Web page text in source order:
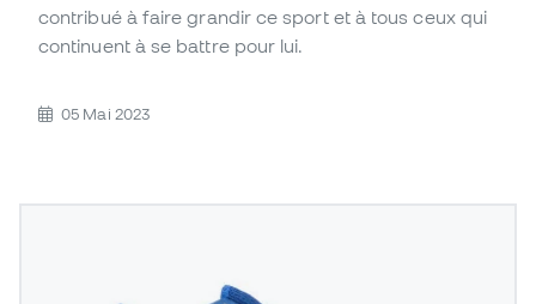
contribué à faire grandir ce sport et à tous ceux qui
continuent à se battre pour lui.
05 Mai 2023